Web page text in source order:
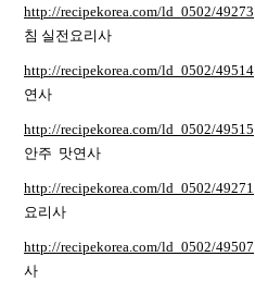
http://recipekorea.com/ld_0502/49273
침 실전요리사
http://recipekorea.com/ld_0502/49514
연사
http://recipekorea.com/ld_0502/49515
안주 맛연사
http://recipekorea.com/ld_0502/49271
요리사
http://recipekorea.com/ld_0502/49507
사